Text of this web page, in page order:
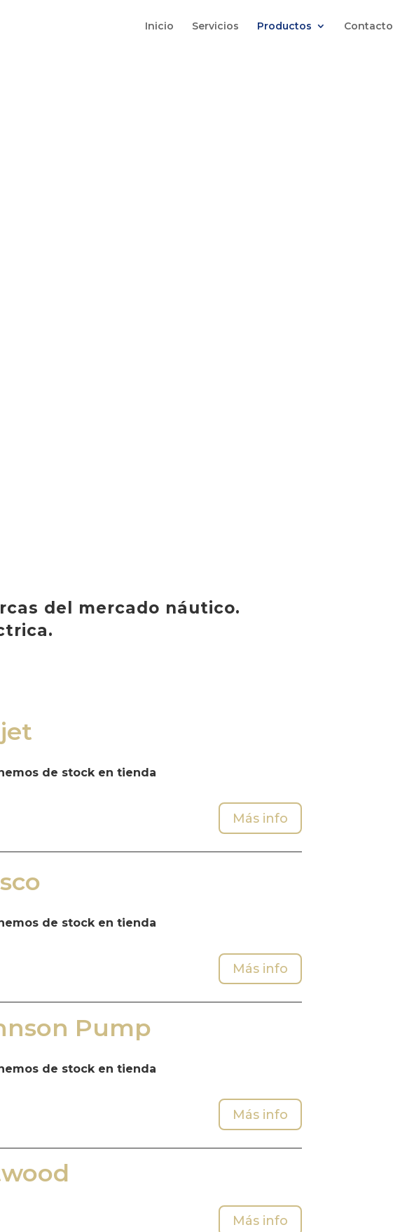
Inicio Servicios Productos Contacto
del mercado náutico.
de stock en tienda
Más info
de stock en tienda
Más info
Pump
de stock en tienda
Más info
Más info